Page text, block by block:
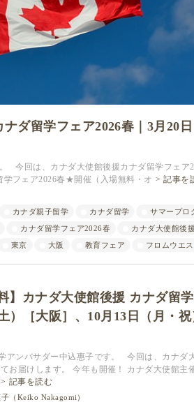
ダ留学フェア2026春｜3月20
今回は、カナダ大使館後援カナダ留学フェア
学フェア2026春★開催（入場無料・オ
記事を
カナダ親子留学 カナダ留学
サマープロ
カナダ留学フェア2026春 カナダ大使館後援
東京 大阪 教育フェア フロムウエス
】カナダ大使館後援 カナダ留
）［大阪］、10月13日（月・
アンバサダー中込惠子です。 今回は、カナダ
お届けします。 今年も開催！ カナダ大使館主
記事を読む
（Keiko Nakagomi）